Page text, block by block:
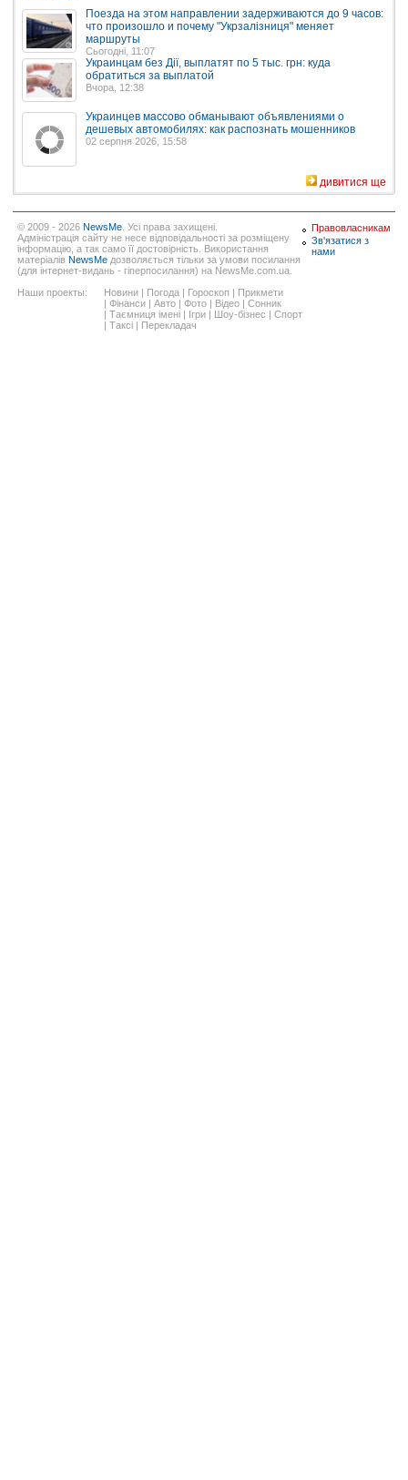
Поезда на этом направлении задерживаются до 9 часов:
что произошло и почему "Укрзалізниця" меняет
маршруты
Сьогодні, 11:07
Украинцам без Дії, выплатят по 5 тыс. грн: куда
обратиться за выплатой
Вчора, 12:38
Украинцев массово обманывают объявлениями о
дешевых автомобилях: как распознать мошенников
02 серпня 2026, 15:58
дивитися ще
© 2009 - 2026 NewsMe . Усі права захищені.
Адміністрація сайту не несе відповідальності за розміщену
інформацію, а так само її достовірність. Використання
матеріалів NewsMe дозволяється тільки за умови посилання
(для інтернет-видань - гіперпосилання) на NewsMe.com.ua.
Наши проекты:
Новини | Погода | Гороскоп | Прикмети
| Фінанси | Авто | Фото | Відео | Сонник
| Таємниця імені | Ігри | Шоу-бізнес | Спорт
| Таксі | Перекладач
Правовласникам
Зв'язатися з
нами